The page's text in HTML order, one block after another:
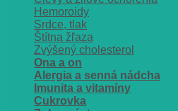
Hemoroidy
Srdce, tlak
Štítna žľaza
Zvýšený cholesterol
Ona a on
Alergia a senná nádcha
Imunita a vitamíny
Cukrovka